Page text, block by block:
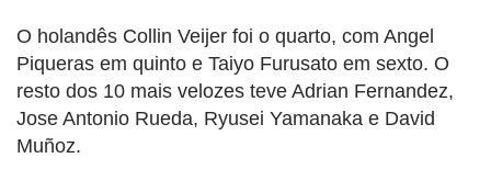
O holandês Collin Veijer foi o quarto, com Angel
Piqueras em quinto e Taiyo Furusato em sexto. O
resto dos 10 mais velozes teve Adrian Fernandez,
Jose Antonio Rueda, Ryusei Yamanaka e David
Muñoz.